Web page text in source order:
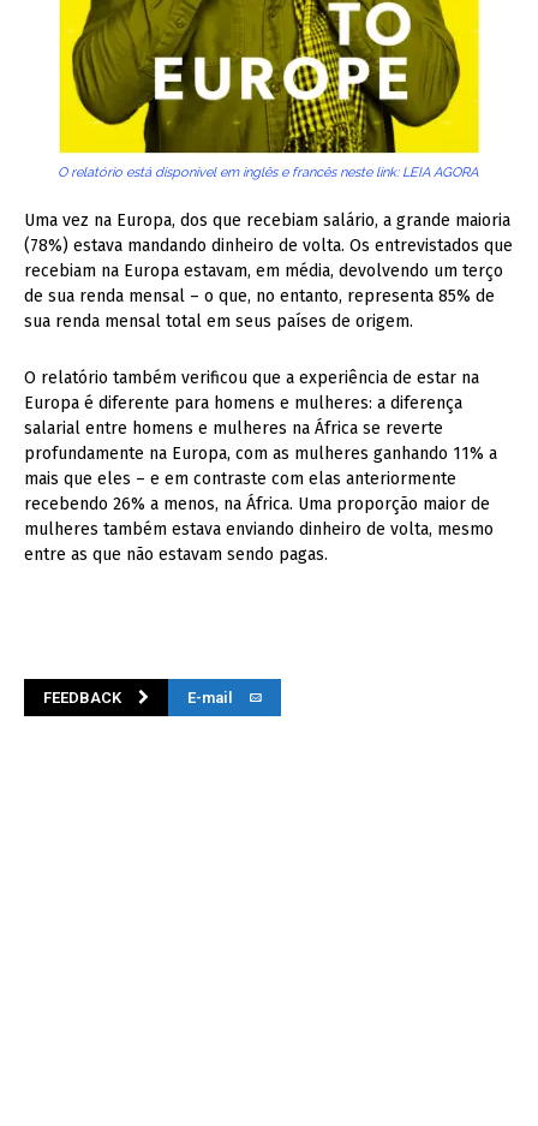
O relatório está disponivel em inglês e francês neste link:LEIA AGORA
Uma vez na Europa, dos que recebiam salário, a grande maioria
(78%) estava mandando dinheiro de volta. Os entrevistados que
recebiam na Europa estavam, em média, devolvendo um terço
de sua renda mensal – o que, no entanto, representa 85% de
sua renda mensal total em seus países de origem.
O relatório também verificou que a experiência de estar na
Europa é diferente para homens e mulheres: a diferença
salarial entre homens e mulheres na África se reverte
profundamente na Europa, com as mulheres ganhando 11% a
mais que eles – e em contraste com elas anteriormente
recebendo 26% a menos, na África. Uma proporção maior de
mulheres também estava enviando dinheiro de volta, mesmo
entre as que não estavam sendo pagas.
FEEDBACK E-mail